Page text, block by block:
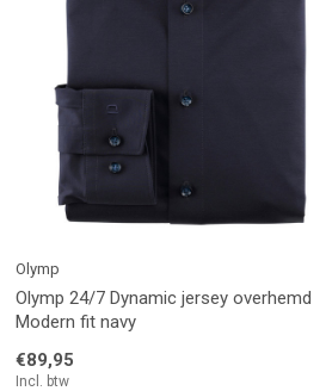
Olymp
Olymp 24/7 Dynamic jersey overhemd
Modern fit navy
€89,95
Incl. btw